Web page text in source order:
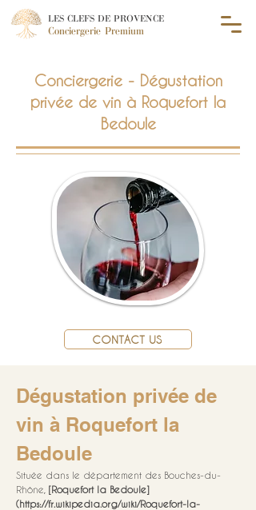
LES CLEFS DE PROVENCE
Conciergerie Premium
Conciergerie - Dégustation
privée de vin à Roquefort la
Bedoule
CONTACT US
Dégustation privée de
vin à Roquefort la
Bedoule
Située dans le département des Bouches-du-
Rhône, [Roquefort la Bedoule]
(https://fr.wikipedia.org/wiki/Roquefort-la-